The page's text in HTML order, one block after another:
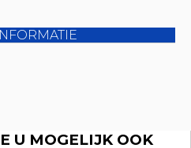
U MOGELIJK OOK